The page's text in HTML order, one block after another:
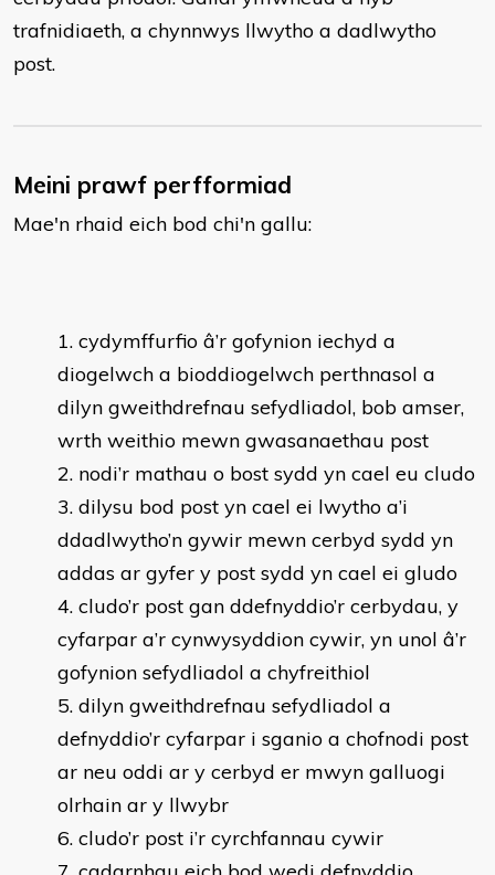
trafnidiaeth, a chynnwys llwytho a dadlwytho
post.
Meini prawf perfformiad
Mae'n rhaid eich bod chi'n gallu:
cydymffurfio â’r gofynion iechyd a
diogelwch a bioddiogelwch perthnasol a
dilyn gweithdrefnau sefydliadol, bob amser,
wrth weithio mewn gwasanaethau post
nodi’r mathau o bost sydd yn cael eu cludo
dilysu bod post yn cael ei lwytho a’i
ddadlwytho’n gywir mewn cerbyd sydd yn
addas ar gyfer y post sydd yn cael ei gludo
cludo’r post gan ddefnyddio’r cerbydau, y
cyfarpar a’r cynwysyddion cywir, yn unol â’r
gofynion sefydliadol a chyfreithiol
dilyn gweithdrefnau sefydliadol a
defnyddio’r cyfarpar i sganio a chofnodi post
ar neu oddi ar y cerbyd er mwyn galluogi
olrhain ar y llwybr
cludo’r post i’r cyrchfannau cywir